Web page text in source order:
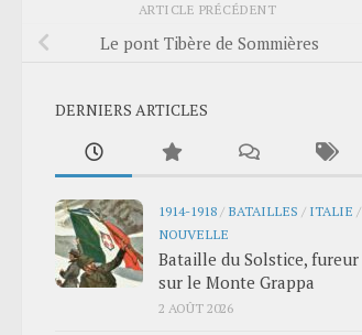
ARTICLE PRÉCÉDENT
Le pont Tibère de Sommières
DERNIERS ARTICLES
1914-1918 / BATAILLES / ITALIE /
NOUVELLE
Bataille du Solstice, fureur
sur le Monte Grappa
2 AOÛT 2026